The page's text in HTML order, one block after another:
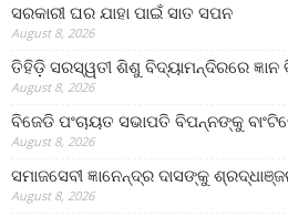
ସରକାରୀ ଘର ଯାହା ପାଇଁ ସାତ ସପନ
August 8, 2026
ତିହିଡି଼ ସରସ୍ୱତୀ ଶିଶୁ ବିଦ୍ୟାମନ୍ଦିରରେ ଜ୍ଞାନ
August 8, 2026
ବିଜେଡି ପଂଚାୟତ ସଭାପତି ବିପନ୍ନଙ୍କୁ
August 8, 2026
ସମାଜସେବୀ ଜ୍ଞାନେନ୍ଦ୍ର ଦାସଙ୍କୁ
August 8, 2026